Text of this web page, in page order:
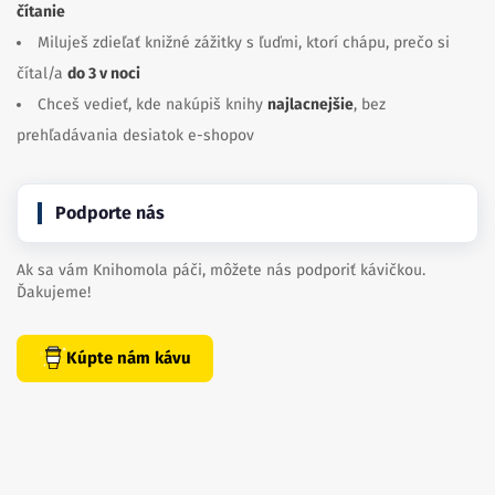
čítanie
Miluješ zdieľať knižné zážitky s ľuďmi, ktorí chápu, prečo si
čítal/a do 3 v noci
Chceš vedieť, kde nakúpiš knihy najlacnejšie, bez
prehľadávania desiatok e-shopov
Podporte nás
Ak sa vám Knihomola páči, môžete nás podporiť kávičkou.
Ďakujeme!
Kúpte nám kávu